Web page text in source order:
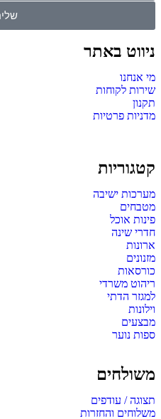
ניווט באתר
מי אנחנו
שירות לקוחות
תקנון
מדניות פרטיות
קטגוריות
מערכות ישיבה
מטבחים
פינות אוכל
חדרי שינה
ארונות
מזנונים
כורסאות
ריהוט משרדי
למגזר הדתי
וילונות
מבצעים
ספות נוער
משולחים
תצוגה / עודפים
משלוחים והחזרות